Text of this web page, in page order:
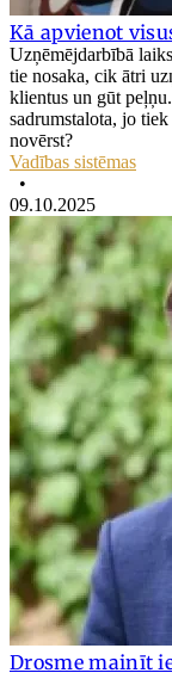
Kā apvienot
Uzņēmējdarbībā
tie nosaka, cik ātri
klientus un gūt
sadrumstalota, jo
novērst?
Vadības sistēmas
•
09.10.2025
Drosme mainīt